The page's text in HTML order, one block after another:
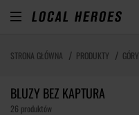
STRONA GŁÓWNA PRODUKTY GÓRY
BLUZY BEZ KAPTURA
26 produktów